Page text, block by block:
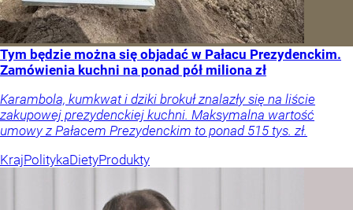
Tym będzie można się objadać w Pałacu Prezydenckim.
Zamówienia kuchni na ponad pół miliona zł
Karambola, kumkwat i dziki brokuł znalazły się na liście
zakupowej prezydenckiej kuchni. Maksymalna wartość
umowy z Pałacem Prezydenckim to ponad 515 tys. zł.
KrajPolitykaDietyProdukty